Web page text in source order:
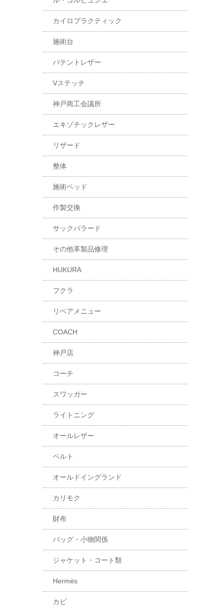
カイロプラクティック
施術台
パテントレザー
Vステッチ
神戸商工会議所
エキゾチックレザー
リザード
整体
施術ベッド
作製交換
サックバラード
その他革製品修理
HUKURA
フクラ
リペアメニュー
COACH
神戸店
コーチ
スワッガー
ライトニング
オールレザー
ベルト
オールドイングランド
カリモク
財布
バッグ・小物関係
ジャケット・コート類
Hermès
カビ